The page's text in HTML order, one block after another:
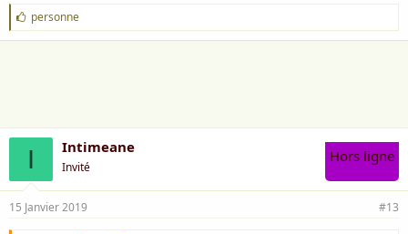
J
'
a
personne
I Intimeane
Invité
Hors ligne
15 Janvier 2019 #13